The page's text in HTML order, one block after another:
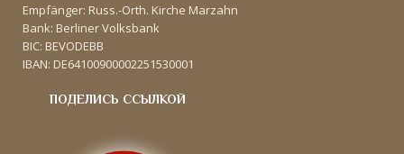
Empfänger: Russ.-Orth. Kirche Marzahn
Bank: Berliner Volksbank
BIC: BEVODEBB
IBAN: DE64100900002251530001
ПОДЕЛИСЬ ССЫЛКОЙ